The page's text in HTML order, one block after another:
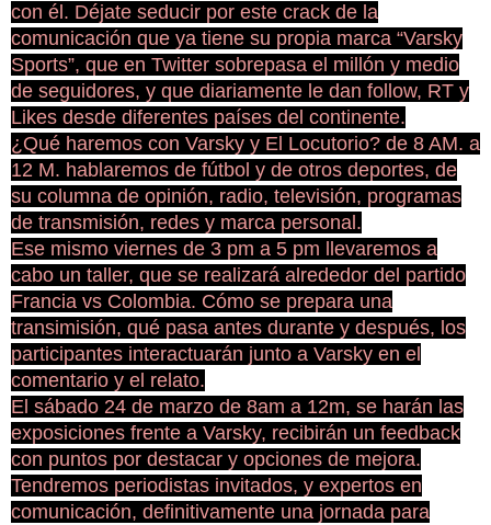
con él. Déjate seducir por este crack de la
comunicación que ya tiene su propia marca “Varsky
Sports”, que en Twitter sobrepasa el millón y medio
de seguidores, y que diariamente le dan follow, RT y
Likes desde diferentes países del continente.
¿Qué haremos con Varsky y El Locutorio? de 8 AM. a
12 M. hablaremos de fútbol y de otros deportes, de
su columna de opinión, radio, televisión, programas
de transmisión, redes y marca personal.
Ese mismo viernes de 3 pm a 5 pm llevaremos a
cabo un taller, que se realizará alrededor del partido
Francia vs Colombia. Cómo se prepara una
transimisión, qué pasa antes durante y después, los
participantes interactuarán junto a Varsky en el
comentario y el relato.
El sábado 24 de marzo de 8am a 12m, se harán las
exposiciones frente a Varsky, recibirán un feedback
con puntos por destacar y opciones de mejora.
Tendremos periodistas invitados, y expertos en
comunicación, definitivamente una jornada para